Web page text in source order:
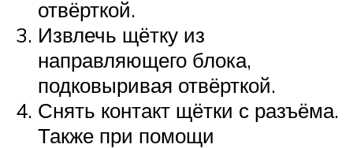
отвёрткой.
Извлечь щётку из
направляющего блока,
подковыривая отвёрткой.
Снять контакт щётки с разъёма.
Также при помощи